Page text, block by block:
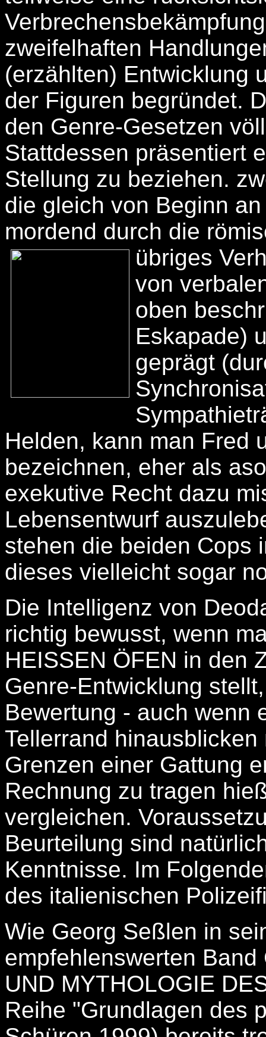
zweifelhaften
(erzählten) Entwicklung
der Figuren begründet.
den Genre-Gesetzen
Stattdessen präsentiert
Stellung zu beziehen.
die gleich von Beginn
mordend durch die
übriges
von
oben
Eskapade)
geprägt
Helden, kann man Fred
bezeichnen, eher als
exekutive Recht dazu
Lebensentwurf
stehen die beiden Cops
dieses vielleicht sogar
Die Intelligenz von
richtig bewusst, wenn
HEISSEN ÖFEN in den
Genre-Entwicklung
Bewertung - auch wenn
Tellerrand
Grenzen einer Gattung
Rechnung zu tragen
vergleichen.
Beurteilung sind
Kenntnisse. Im
des italienischen
Wie Georg Seßlen in
empfehlenswerten
UND MYTHOLOGIE
Reihe "Grundlagen des